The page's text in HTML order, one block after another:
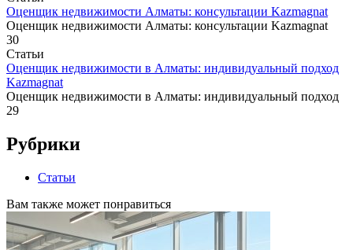
Оценщик недвижимости Алматы: консультации Kazmagnat
Оценщик недвижимости Алматы: консультации Kazmagnat
30
Статьи
Оценщик недвижимости в Алматы: индивидуальный подход
Kazmagnat
Оценщик недвижимости в Алматы: индивидуальный подход
29
Рубрики
Статьи
Вам также может понравиться